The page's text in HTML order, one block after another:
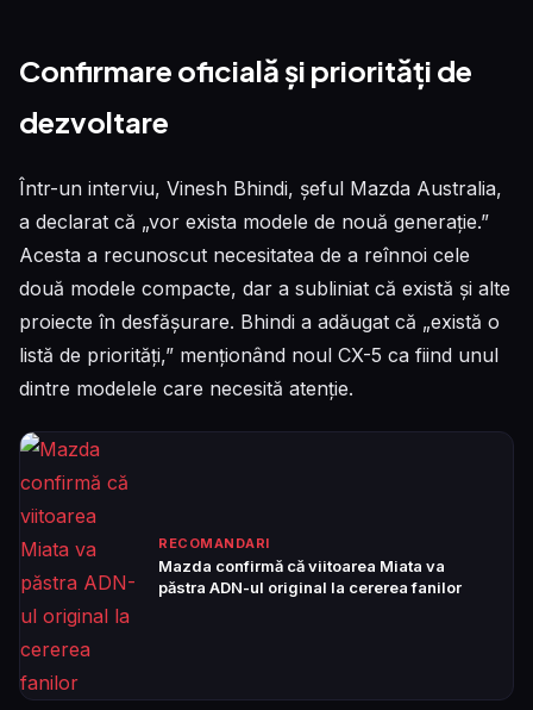
Confirmare oficială și priorități de
dezvoltare
Într-un interviu, Vinesh Bhindi, șeful Mazda Australia,
a declarat că „vor exista modele de nouă generație.”
Acesta a recunoscut necesitatea de a reînnoi cele
două modele compacte, dar a subliniat că există și alte
proiecte în desfășurare. Bhindi a adăugat că „există o
listă de priorități,” menționând noul CX-5 ca fiind unul
dintre modelele care necesită atenție.
RECOMANDARI
Mazda confirmă că viitoarea Miata va
păstra ADN-ul original la cererea fanilor